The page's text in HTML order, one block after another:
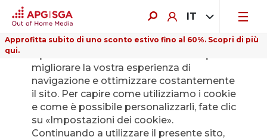
IT
Approfitta subito di uno sconto estivo fino al 60%. Scopri di più
qui.
Indietro
migliorare la vostra esperienza di
navigazione e ottimizzare costantemente
il sito. Per capire come utilizziamo i cookie
e come è possibile personalizzarli, fate clic
su «Impostazioni dei cookie».
Continuando a utilizzare il presente sito,